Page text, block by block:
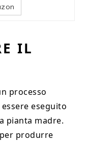
IL
processo
eseguito
pianta madre.
produrre